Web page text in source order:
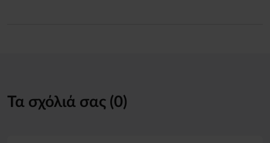
Τα σχόλιά σας (0)